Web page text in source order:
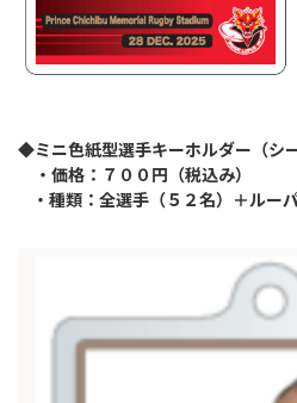
パートナーシッ
◆ミニ色紙型選手キーホルダー（シ
・価格：７００ 円（税込み）
・種類：全選手（５２名）＋ルー